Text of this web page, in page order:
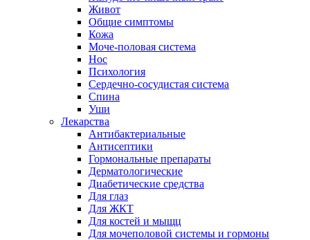
Живот
Общие симптомы
Кожа
Моче-половая система
Нос
Психология
Сердечно-сосудистая система
Спина
Уши
Лекарства
Антибактериальные
Антисептики
Гормональные препараты
Дерматологические
Диабетические средства
Для глаз
Для ЖКТ
Для костей и мыщц
Для мочеполовой системы и гормоны